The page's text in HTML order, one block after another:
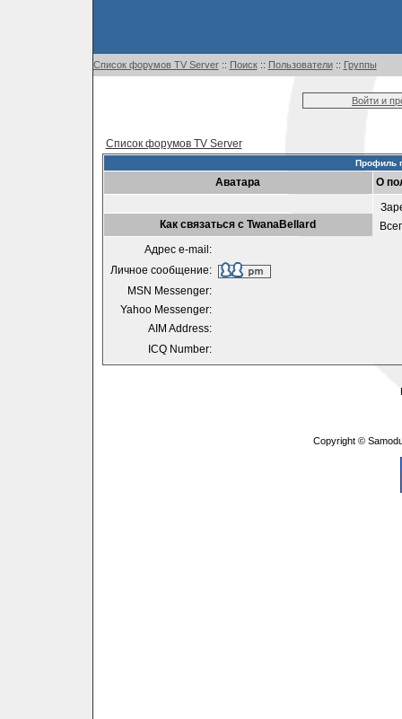
Список форумов TV Server:: Поиск:: Пользователи:: Группы
Войти и
Список форумов TV Server
Профиль
Аватара
О
Как связаться с TwanaBellard
Адрес e-mail:
Личное сообщение:
MSN Messenger:
Yahoo Messenger:
AIM Address:
ICQ Number:
Copyright ©